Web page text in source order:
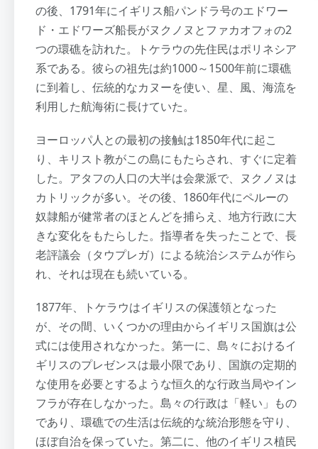
の後、1791年にイギリス船パンドラ号のエドワー
ド・エドワーズ船長がヌクノヌとファカオフォの2
つの環礁を訪れた。トケラウの先住民はポリネシア
系である。彼らの祖先は約1000～1500年前に環礁
に到着し、伝統的なカヌーを使い、星、風、海流を
利用した航海術に長けていた。
ヨーロッパ人との最初の接触は1850年代に起こ
り、キリスト教がこの島にもたらされ、すぐに定着
した。アタフの人口の大半は会衆派で、ヌクノヌは
カトリックが多い。その後、1860年代にペルーの
奴隷船が健常者のほとんどを捕らえ、地方行政に大
きな変化をもたらした。指導者を失ったことで、長
老評議会（タウプレガ）による統治システムが作ら
れ、それは現在も続いている。
1877年、トケラウはイギリスの保護領となった
が、その間、いくつかの理由からイギリス国旗は公
式には使用されなかった。第一に、島々におけるイ
ギリスのプレゼンスは最小限であり、国旗の定期的
な使用を必要とするような恒久的な行政当局やイン
フラが存在しなかった。島々の行政は「軽い」もの
であり、環礁での生活は伝統的な統治形態を守り、
ほぼ自治を保っていた。第二に、他のイギリス植民